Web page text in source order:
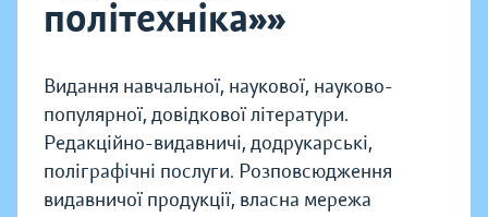
політехніка»»
Видання навчальної, наукової, науково-
популярної, довідкової літератури.
Редакційно-видавничі, додрукарські,
поліграфічні послуги. Розповсюдження
видавничої продукції, власна мережа